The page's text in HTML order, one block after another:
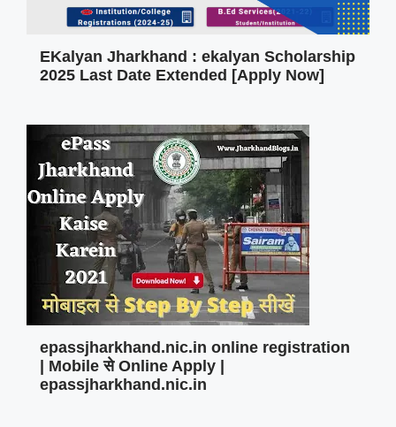
EKalyan Jharkhand : ekalyan Scholarship
2025 Last Date Extended [Apply Now]
epassjharkhand.nic.in online registration
| Mobile से Online Apply |
epassjharkhand.nic.in